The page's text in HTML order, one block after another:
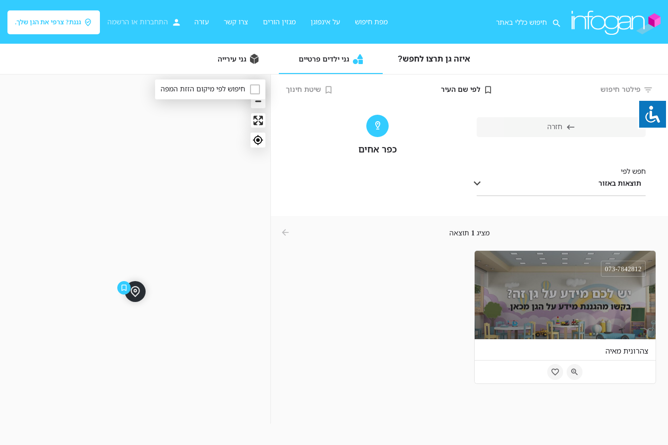
מפת חיפוש על אינפוגן מגזין הורים צרו קשר עזרה התחברות או הרשמה גננת? צרפי את הגן שלך.
איזה גן תרצו לחפש? גני ילדים פרטיים גני עירייה
פילטר חיפוש לפי שם העיר שיטת חינוך
חזרה
כפר אחים
תוצאות באזור
חפש לפי
מציג 1 תוצאה
צהרונית מאיה
073-7842812
חיפוש לפי מיקום הזזת המפה